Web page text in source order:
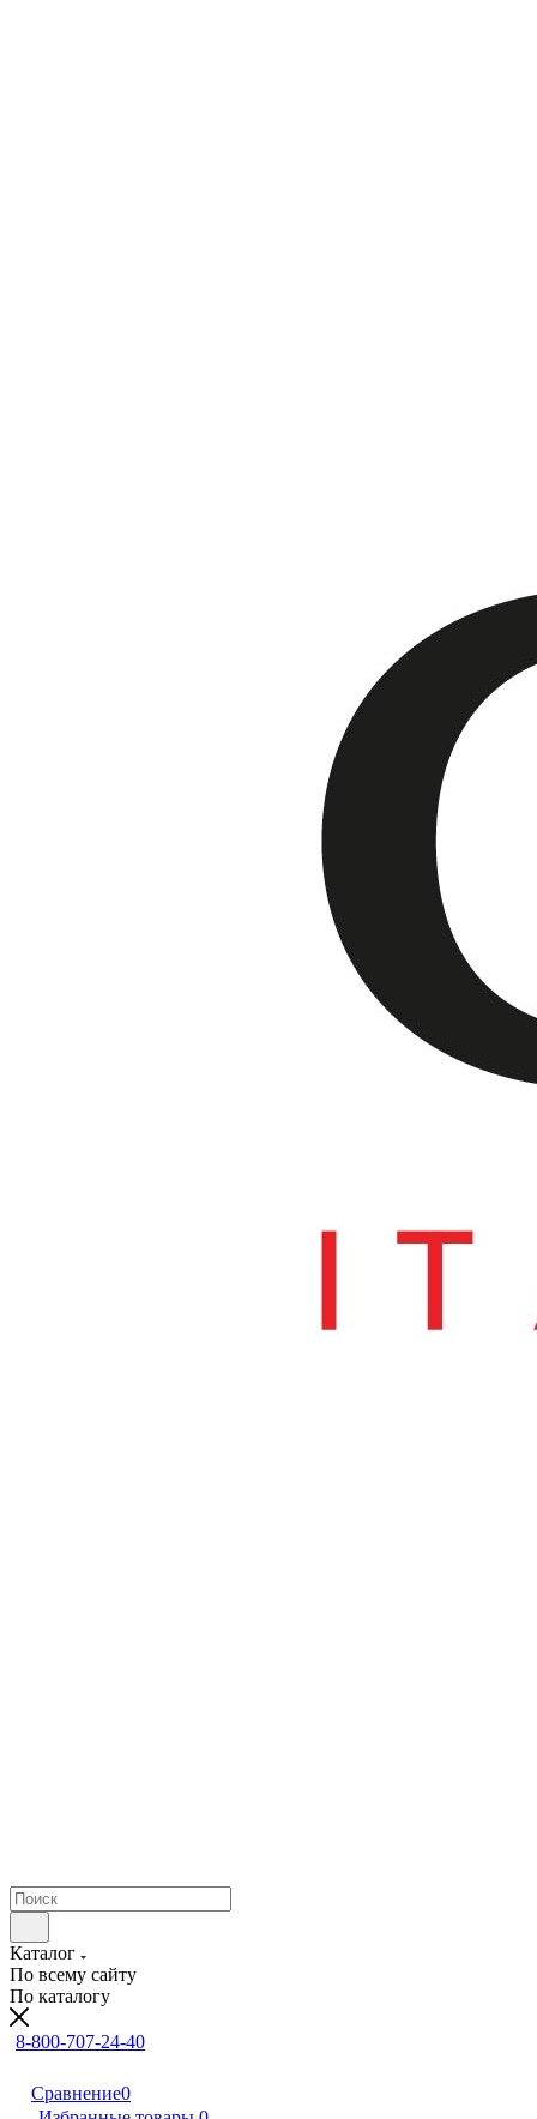
Каталог
По всему сайту
По каталогу
8-800-707-24-40
Сравнение0